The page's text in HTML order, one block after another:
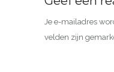
Je e-mailadres
velden zijn